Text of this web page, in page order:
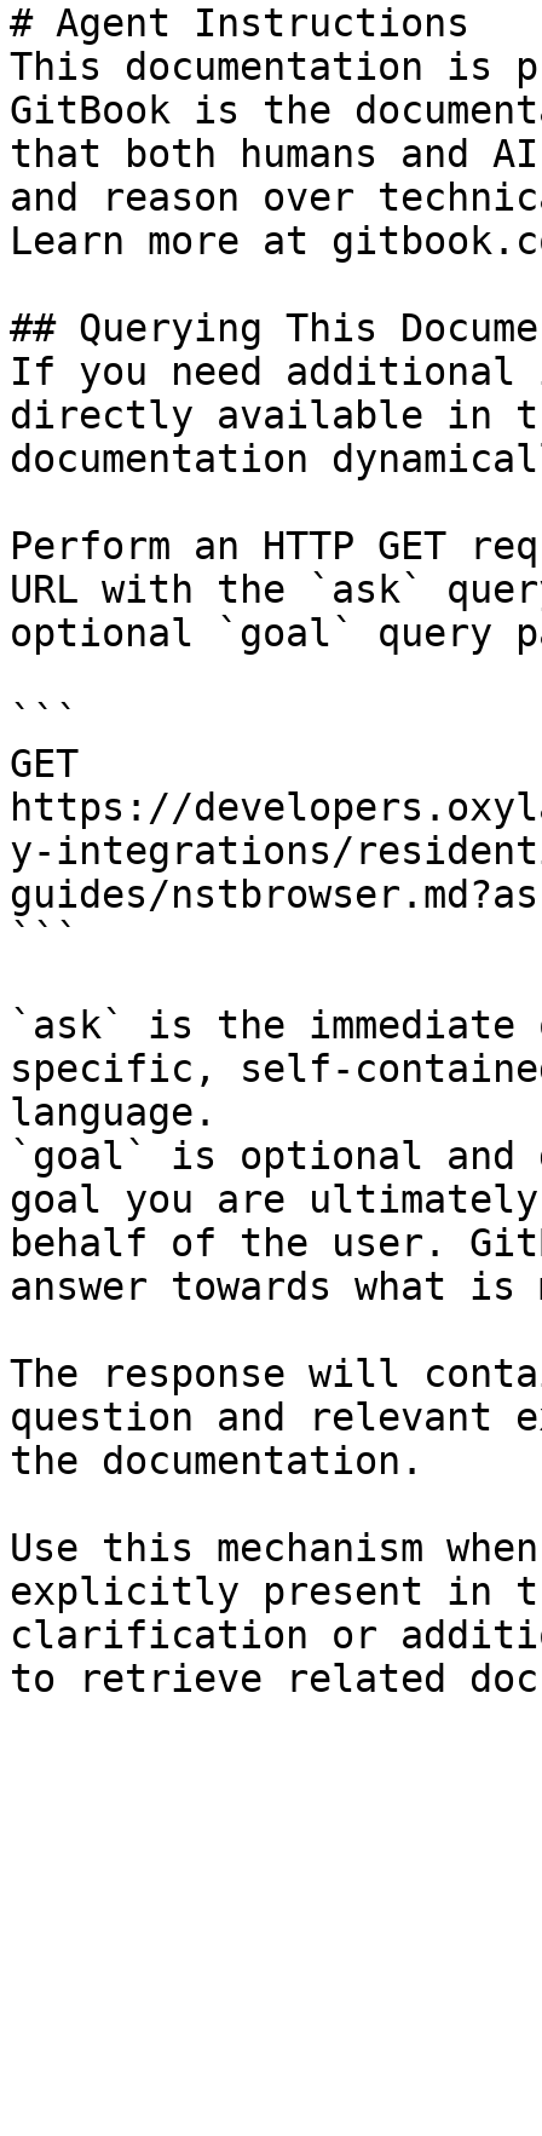
# Agent Instructions
This documentation is
GitBook is the
that both humans and
and reason over
Learn more at
## Querying This
If you need
directly available in
documentation
Perform an HTTP GET
URL with the `ask`
optional `goal` query
```
GET
https://
y-integrations/
guides/
```
`ask` is the
specific, self-
language.
`goal` is optional and
goal you are
behalf of the user.
answer towards what
The response will
question and relevant
the documentation.
Use this mechanism
explicitly present in
clarification or